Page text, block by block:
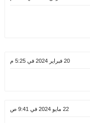
20 فبراير 2024 في 5:25 م
22 مايو 2024 في 9:41 ص